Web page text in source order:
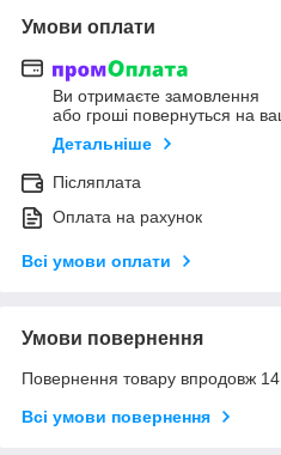
Умови оплати
Ви отримаєте замовлення
або гроші повернуться на
Детальніше
Післяплата
Оплата на рахунок
Всі умови оплати
Умови повернення
Повернення товару впродовж 14
Всі умови повернення